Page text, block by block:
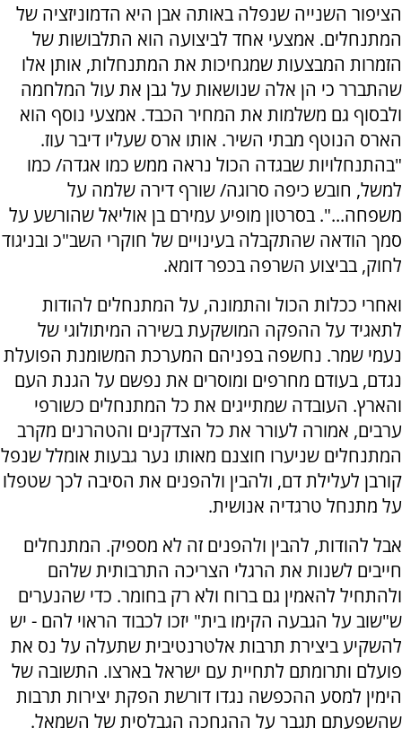
הציפור השנייה שנפלה באותה אבן היא הדמוניזציה של
המתנחלים. אמצעי אחד לביצועה הוא התלבושות של
הזמרות המבצעות שמגחיכות את המתנחלות, אותן אלו
שהתברר כי הן אלה שנושאות על גבן את עול המלחמה
ולבסוף גם משלמות את המחיר הכבד. אמצעי נוסף הוא
הארס הנוטף מבתי השיר. אותו ארס שעליו דיבר עוז.
"בהתנחלויות שבגדה הכול נראה ממש כמו אגדה/ כמו
למשל, חובש כיפה סרוגה/ שורף דירה שלמה על
משפחה...". בסרטון מופיע עמירם בן אוליאל שהורשע על
סמך הודאה שהתקבלה בעינויים של חוקרי השב"כ ובניגוד
לחוק, בביצוע השרפה בכפר דומא.
ואחרי ככלות הכול והתמונה, על המתנחלים להודות
לתאגיד על ההפקה המושקעת בשירה המיתולוגי של
נעמי שמר. נחשפה בפניהם המערכת המשומנת הפועלת
נגדם, בעודם מחרפים ומוסרים את נפשם על הגנת העם
והארץ. העובדה שמתייגים את כל המתנחלים כשורפי
ערבים, אמורה לעורר את כל הצדקנים והטהרנים מקרב
המתנחלים שניערו חוצנם מאותו נער גבעות אומלל שנפל
קורבן לעלילת דם, ולהבין ולהפנים את הסיבה לכך שטפלו
על מתנחל טרגדיה אנושית.
אבל להודות, להבין ולהפנים זה לא מספיק. המתנחלים
חייבים לשנות את הרגלי הצריכה התרבותית שלהם
ולהתחיל להאמין גם ברוח ולא רק בחומר. כדי שהנערים
ש"שוב על הגבעה הקימו בית" יזכו לכבוד הראוי להם - יש
להשקיע ביצירת תרבות אלטרנטיבית שתעלה על נס את
פועלם ותרומתם לתחיית עם ישראל בארצו. התשובה של
הימין למסע ההכפשה נגדו דורשת הפקת יצירות תרבות
שהשפעתם תגבר על ההגחכה הגבלסית של השמאל.